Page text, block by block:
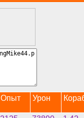
Опыт Урон